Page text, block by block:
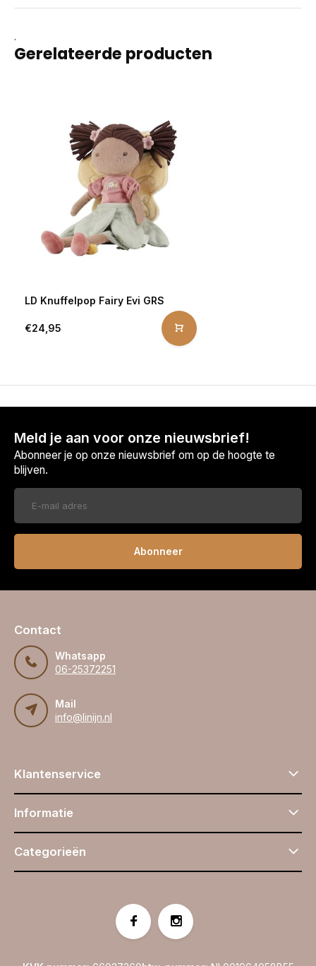
.
Gerelateerde producten
LD Knuffelpop Fairy Evi GRS
€24,95
Meld je aan voor onze nieuwsbrief!
Abonneer je op onze nieuwsbrief om op de hoogte te
blijven.
Abonneer
Contact
Whatsapp
06-25372251
Mail
info@linijn.nl
Klantenservice
Informatie
Categorieën